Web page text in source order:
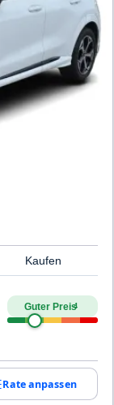
Kaufen
Guter Preis4
Rate anpassen